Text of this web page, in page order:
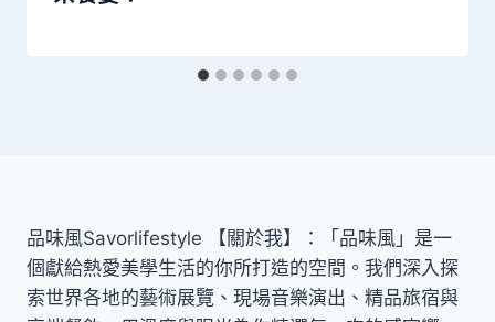
品味風Savorlifestyle 【關於我】：「品味風」是一
個獻給熱愛美學生活的你所打造的空間。我們深入探
索世界各地的藝術展覽、現場音樂演出、精品旅宿與